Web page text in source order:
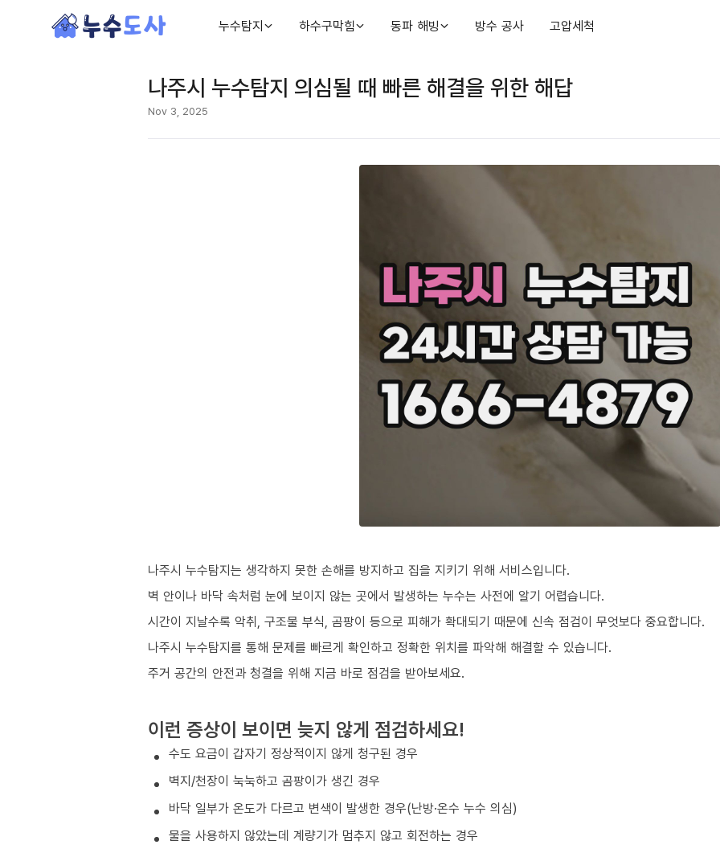
누수탐지 하수구막힘 동파 해빙 방수 공사 고압세척
나주시 누수탐지 의심될 때 빠른 해결을 위한 해답
Nov 3, 2025
나주시 누수탐지는 생각하지 못한 손해를 방지하고 집을 지키기 위해 서비스입니다.
벽 안이나 바닥 속처럼 눈에 보이지 않는 곳에서 발생하는 누수는 사전에 알기 어렵습니다.
시간이 지날수록 악취, 구조물 부식, 곰팡이 등으로 피해가 확대되기 때문에 신속 점검이 무엇보다 중요합니다.
나주시 누수탐지를 통해 문제를 빠르게 확인하고 정확한 위치를 파악해 해결할 수 있습니다.
주거 공간의 안전과 청결을 위해 지금 바로 점검을 받아보세요.
이런 증상이 보이면 늦지 않게 점검하세요!
수도 요금이 갑자기 정상적이지 않게 청구된 경우
벽지/천장이 눅눅하고 곰팡이가 생긴 경우
바닥 일부가 온도가 다르고 변색이 발생한 경우(난방·온수 누수 의심)
물을 사용하지 않았는데 계량기가 멈추지 않고 회전하는 경우